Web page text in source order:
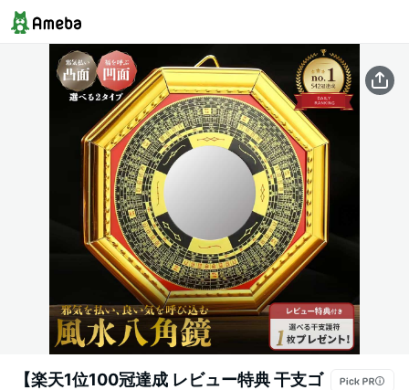
【楽天1位100冠達成 レビュー特典 干支ゴ